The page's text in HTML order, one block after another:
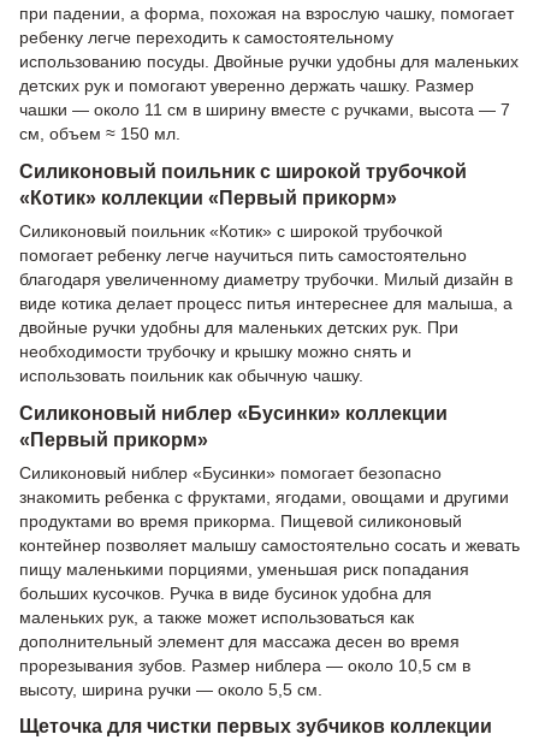
при падении, а форма, похожая на взрослую чашку, помогает
ребенку легче переходить к самостоятельному
использованию посуды. Двойные ручки удобны для маленьких
детских рук и помогают уверенно держать чашку. Размер
чашки — около 11 см в ширину вместе с ручками, высота — 7
см, объем ≈ 150 мл.
Силиконовый поильник с широкой трубочкой
«Котик» коллекции «Первый прикорм»
Силиконовый поильник «Котик» с широкой трубочкой
помогает ребенку легче научиться пить самостоятельно
благодаря увеличенному диаметру трубочки. Милый дизайн в
виде котика делает процесс питья интереснее для малыша, а
двойные ручки удобны для маленьких детских рук. При
необходимости трубочку и крышку можно снять и
использовать поильник как обычную чашку.
Силиконовый ниблер «Бусинки» коллекции
«Первый прикорм»
Силиконовый ниблер «Бусинки» помогает безопасно
знакомить ребенка с фруктами, ягодами, овощами и другими
продуктами во время прикорма. Пищевой силиконовый
контейнер позволяет малышу самостоятельно сосать и жевать
пищу маленькими порциями, уменьшая риск попадания
больших кусочков. Ручка в виде бусинок удобна для
маленьких рук, а также может использоваться как
дополнительный элемент для массажа десен во время
прорезывания зубов. Размер ниблера — около 10,5 см в
высоту, ширина ручки — около 5,5 см.
Щеточка для чистки первых зубчиков коллекции